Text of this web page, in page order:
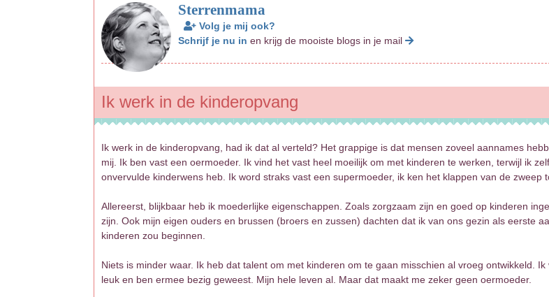
Sterrenmama
Volg je mij ook?
Schrijf je nu in en krijg de mooiste blogs in je mail
Ik werk in de kinderopvang
Ik werk in de kinderopvang, had ik dat al verteld? Het grappige is dat mensen zoveel aannames
mij. Ik ben vast een oermoeder. Ik vind het vast heel moeilijk om met kinderen te werken, terwijl ik
onvervulde kinderwens heb. Ik word straks vast een supermoeder, ik ken het klappen van de zweep
Allereerst, blijkbaar heb ik moederlijke eigenschappen. Zoals zorgzaam zijn en goed op kinderen
zijn. Ook mijn eigen ouders en brussen (broers en zussen) dachten dat ik van ons gezin als eerste
kinderen zou beginnen.
Niets is minder waar. Ik heb dat talent om met kinderen om te gaan misschien al vroeg ontwikkeld. Ik
leuk en ben ermee bezig geweest. Mijn hele leven al. Maar dat maakt me zeker geen oermoeder.